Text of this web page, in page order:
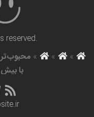
reserved.
»
»
»
با بیش از 10